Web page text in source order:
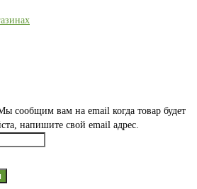
сообщим вам на email когда товар будет
напишите свой email адрес.